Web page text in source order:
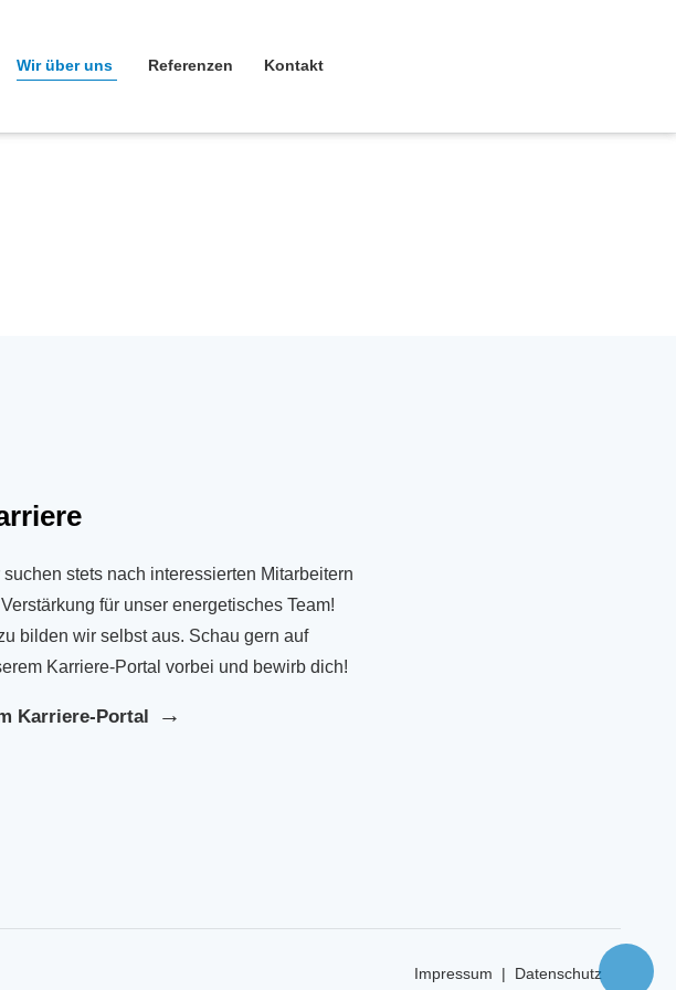
Wir über uns Referenzen Kontakt
suchen stets nach interessierten Mitarbeitern
für unser energetisches Team!
bilden wir selbst aus. Schau gern auf
Karriere-Portal vorbei und bewirb dich!
Karriere-Portal
Impressum | Datenschutz